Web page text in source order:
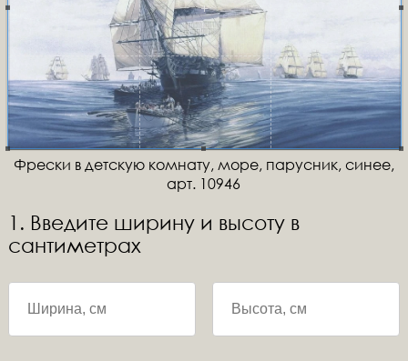
Фрески в детскую комнату, море, парусник, синее,
арт. 10946
1. Введите ширину и высоту в
сантиметрах